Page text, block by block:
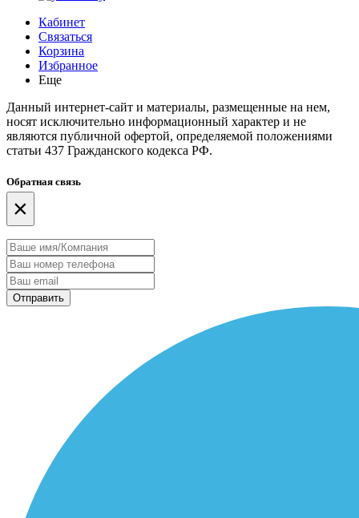
Кабинет
Связаться
Корзина
Избранное
Еще
Данный интернет-сайт и материалы, размещенные на нем,
носят исключительно информационный характер и не
являются публичной офертой, определяемой положениями
статьи 437 Гражданского кодекса РФ.
Обратная связь
×
Отправить